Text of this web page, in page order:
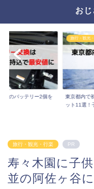
お
ナのバッテリー2個を
旅行・観光
東京都内で
ット11選！
旅行・観光・行楽 PR
寿々木園に子
並の阿佐ヶ谷